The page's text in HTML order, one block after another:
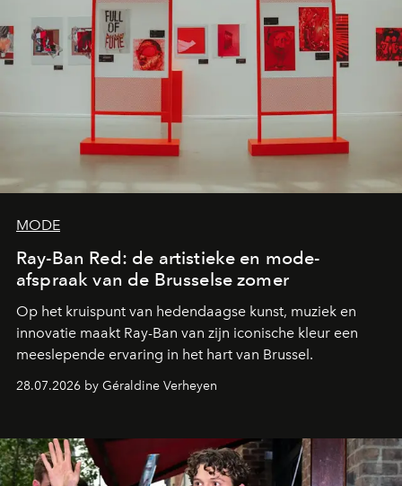
MODE
Ray-Ban Red: de artistieke en mode-
afspraak van de Brusselse zomer
Op het kruispunt van hedendaagse kunst, muziek en
innovatie maakt Ray-Ban van zijn iconische kleur een
meeslepende ervaring in het hart van Brussel.
28.07.2026 by Géraldine Verheyen